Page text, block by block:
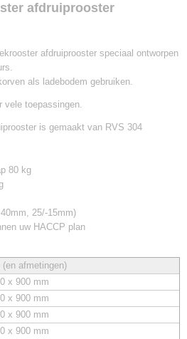
afdruiprooster
afdruiprooster speciaal ontworpen
als ladebodem gebruiken.
vele toepassingen.
is gemaakt van RVS 304
80 kg
25/-15mm)
uw HACCP plan
afmetingen)
x 900 mm
x 900 mm
x 900 mm
x 900 mm